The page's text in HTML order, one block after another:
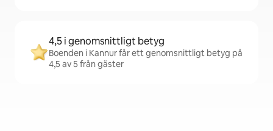
4,5 i genomsnittligt betyg
Boenden i Kannur får ett genomsnittligt betyg på
4,5 av 5 från gäster